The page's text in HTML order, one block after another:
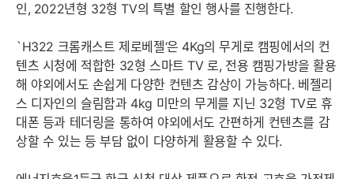
인, 2022년형 32형 TV의 특별 할인 행사를 진행한다.
`H322 크롬캐스트 제로베젤‘은 4Kg의 무게로 캠핑에서의 컨
텐츠 시청에 적합한 32형 스마트 TV 로, 전용 캠핑가방을 활용
해 야외에서도 손쉽게 다양한 컨텐츠 감상이 가능하다. 베젤리
스 디자인의 슬림함과 4kg 미만의 무게를 지닌 32형 TV로 휴
대폰 등과 테더링을 통하여 야외에서도 간편하게 컨텐츠를 감
상할 수 있는 등 부담 없이 다양하게 활용할 수 있다.